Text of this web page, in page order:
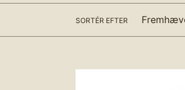
SORTÉR EFTER